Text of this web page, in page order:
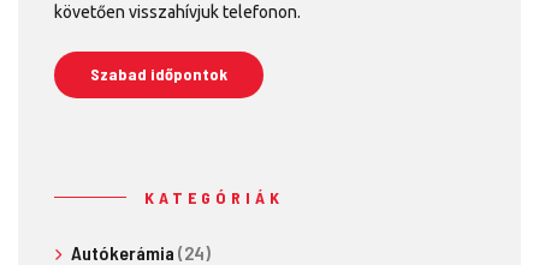
követően visszahívjuk telefonon.
Szabad időpontok
KATEGÓRIÁK
Autókerámia (24)